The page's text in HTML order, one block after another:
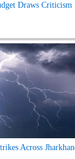
Draws Criticism
Across